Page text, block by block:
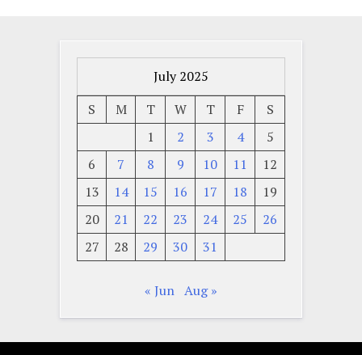
July 2025
S
M T W T F
S
1
2 3 4
5
6
7 8 9 10 11
12
13
14 15 16 17 18
19
20
21 22 23 24 25
26
27
28 29 30 31
« Jun Aug »